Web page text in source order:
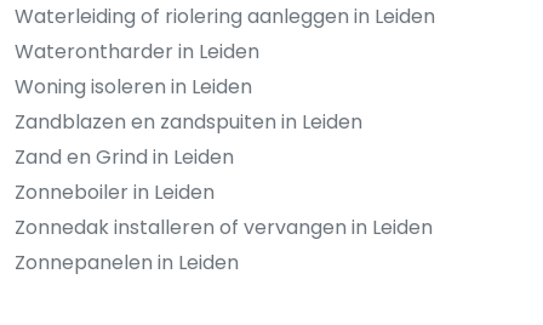
Waterleiding of riolering aanleggen in Leiden
Waterontharder in Leiden
Woning isoleren in Leiden
Zandblazen en zandspuiten in Leiden
Zand en Grind in Leiden
Zonneboiler in Leiden
Zonnedak installeren of vervangen in Leiden
Zonnepanelen in Leiden